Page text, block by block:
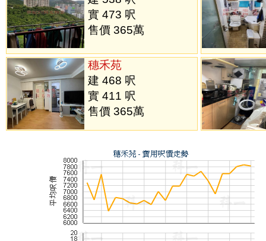
實 473 呎
售價 365萬
穗禾苑
建 468 呎
實 411 呎
售價 365萬